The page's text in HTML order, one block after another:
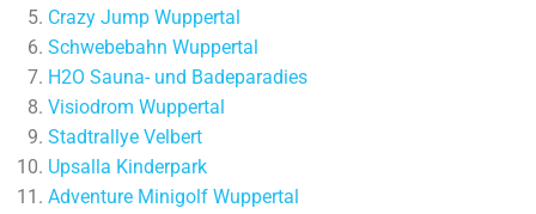
Crazy Jump Wuppertal
Schwebebahn Wuppertal
H2O Sauna- und Badeparadies
Visiodrom Wuppertal
Stadtrallye Velbert
Upsalla Kinderpark
Adventure Minigolf Wuppertal